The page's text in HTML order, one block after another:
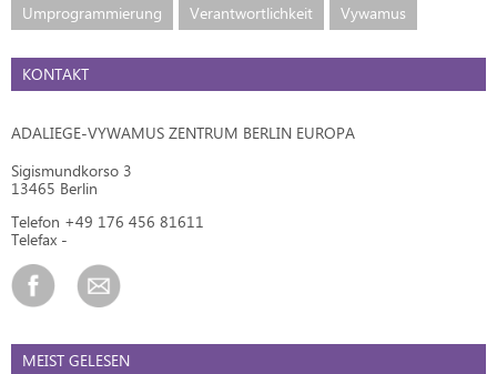
Umprogrammierung
Verantwortlichkeit Vywamus
KONTAKT
ADALIEGE-VYWAMUS ZENTRUM BERLIN EUROPA
Sigismundkorso 3
13465 Berlin
Telefon +49 176 456 81611
Telefax -
MEIST GELESEN